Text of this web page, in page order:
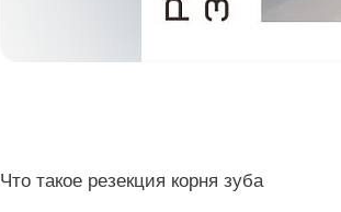
Что такое резекция корня зуба